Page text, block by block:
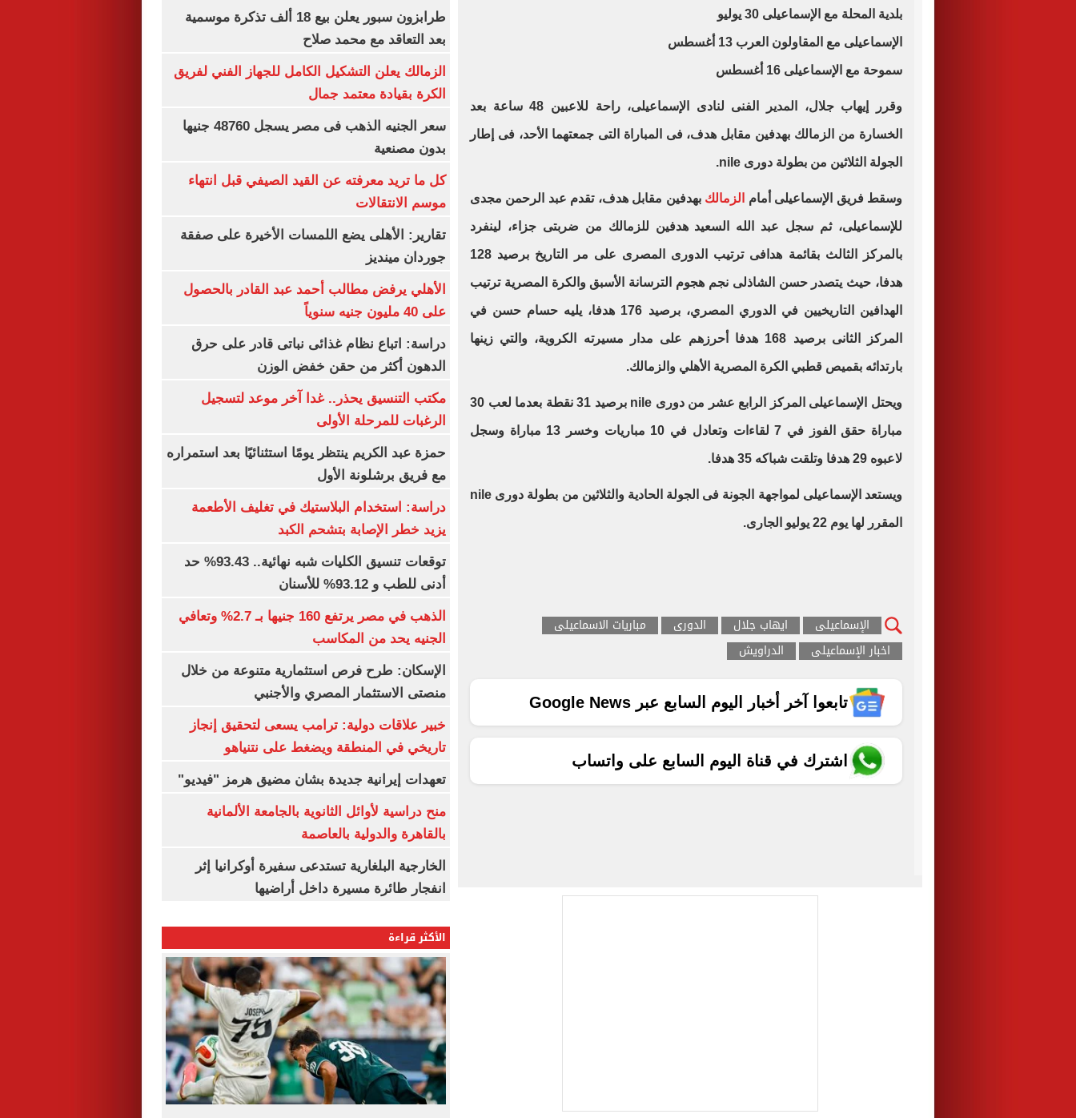
بلدية المحلة مع الإسماعيلى 30 يوليو
الإسماعيلى مع المقاولون العرب 13 أغسطس
سموحة مع الإسماعيلى 16 أغسطس
وقرر إيهاب جلال، المدير الفنى لنادى الإسماعيلى، راحة للاعبين 48 ساعة بعد
الخسارة من الزمالك بهدفين مقابل هدف، فى المباراة التى جمعتهما الأحد، فى إطار
الجولة الثلاثين من بطولة دورى nile.
وسقط فريق الإسماعيلى أمام الزمالكبهدفين مقابل هدف، تقدم عبد الرحمن مجدى
للإسماعيلى، ثم سجل عبد الله السعيد هدفين للزمالك من ضربتى جزاء، لينفرد
بالمركز الثالث بقائمة هدافى ترتيب الدورى المصرى على مر التاريخ برصيد 128
هدفا، حيث يتصدر حسن الشاذلى نجم هجوم الترسانة الأسبق والكرة المصرية ترتيب
الهدافين التاريخيين في الدوري المصري، برصيد 176 هدفا، يليه حسام حسن في
المركز الثانى برصيد 168 هدفا أحرزهم على مدار مسيرته الكروية، والتي زينها
بارتدائه بقميص قطبي الكرة المصرية الأهلي والزمالك.
ويحتل الإسماعيلى المركز الرابع عشر من دورى nile برصيد 31 نقطة بعدما لعب 30
مباراة حقق الفوز في 7 لقاءات وتعادل في 10 مباريات وخسر 13 مباراة وسجل
لاعبوه 29 هدفا وتلقت شباكه 35 هدفا.
ويستعد الإسماعيلى لمواجهة الجونة فى الجولة الحادية والثلاثين من بطولة دورى nile
المقرر لها يوم 22 يوليو الجارى.
الإسماعيلى ايهاب جلال الدورى
مباريات الاسماعيلى
اخبار الإسماعيلى
الدراويش
تابعوا آخر أخبار اليوم السابع عبر Google News
اشترك في قناة اليوم السابع على واتساب
طرابزون سبور يعلن بيع 18 ألف تذكرة موسمية
بعد التعاقد مع محمد صلاح
الزمالك يعلن التشكيل الكامل للجهاز الفني لفريق
الكرة بقيادة معتمد جمال
سعر الجنيه الذهب فى مصر يسجل 48760 جنيها
بدون مصنعية
كل ما تريد معرفته عن القيد الصيفي قبل انتهاء
موسم الانتقالات
تقارير: الأهلى يضع اللمسات الأخيرة على صفقة
جوردان مينديز
الأهلي يرفض مطالب أحمد عبد القادر بالحصول
على 40 مليون جنيه سنوياً
دراسة: اتباع نظام غذائى نباتى قادر على حرق
الدهون أكثر من حقن خفض الوزن
مكتب التنسيق يحذر.. غدا آخر موعد لتسجيل
الرغبات للمرحلة الأولى
حمزة عبد الكريم ينتظر يومًا استثنائيًا بعد استمراره
مع فريق برشلونة الأول
دراسة: استخدام البلاستيك في تغليف الأطعمة
يزيد خطر الإصابة بتشحم الكبد
توقعات تنسيق الكليات شبه نهائية.. 93.43% حد
أدنى للطب و 93.12% للأسنان
الذهب في مصر يرتفع 160 جنيها بـ 2.7% وتعافي
الجنيه يحد من المكاسب
الإسكان: طرح فرص استثمارية متنوعة من خلال
منصتى الاستثمار المصري والأجنبي
خبير علاقات دولية: ترامب يسعى لتحقيق إنجاز
تاريخي في المنطقة ويضغط على نتنياهو
تعهدات إيرانية جديدة بشان مضيق هرمز "فيديو"
منح دراسية لأوائل الثانوية بالجامعة الألمانية
بالقاهرة والدولية بالعاصمة
الخارجية البلغارية تستدعى سفيرة أوكرانيا إثر
انفجار طائرة مسيرة داخل أراضيها
الأكثر قراءة